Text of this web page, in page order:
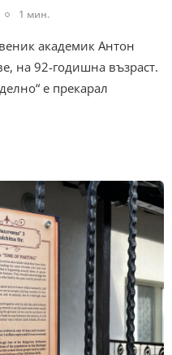
1 мин.
академик Антон
на 92-годишна възраст.
е прекарал